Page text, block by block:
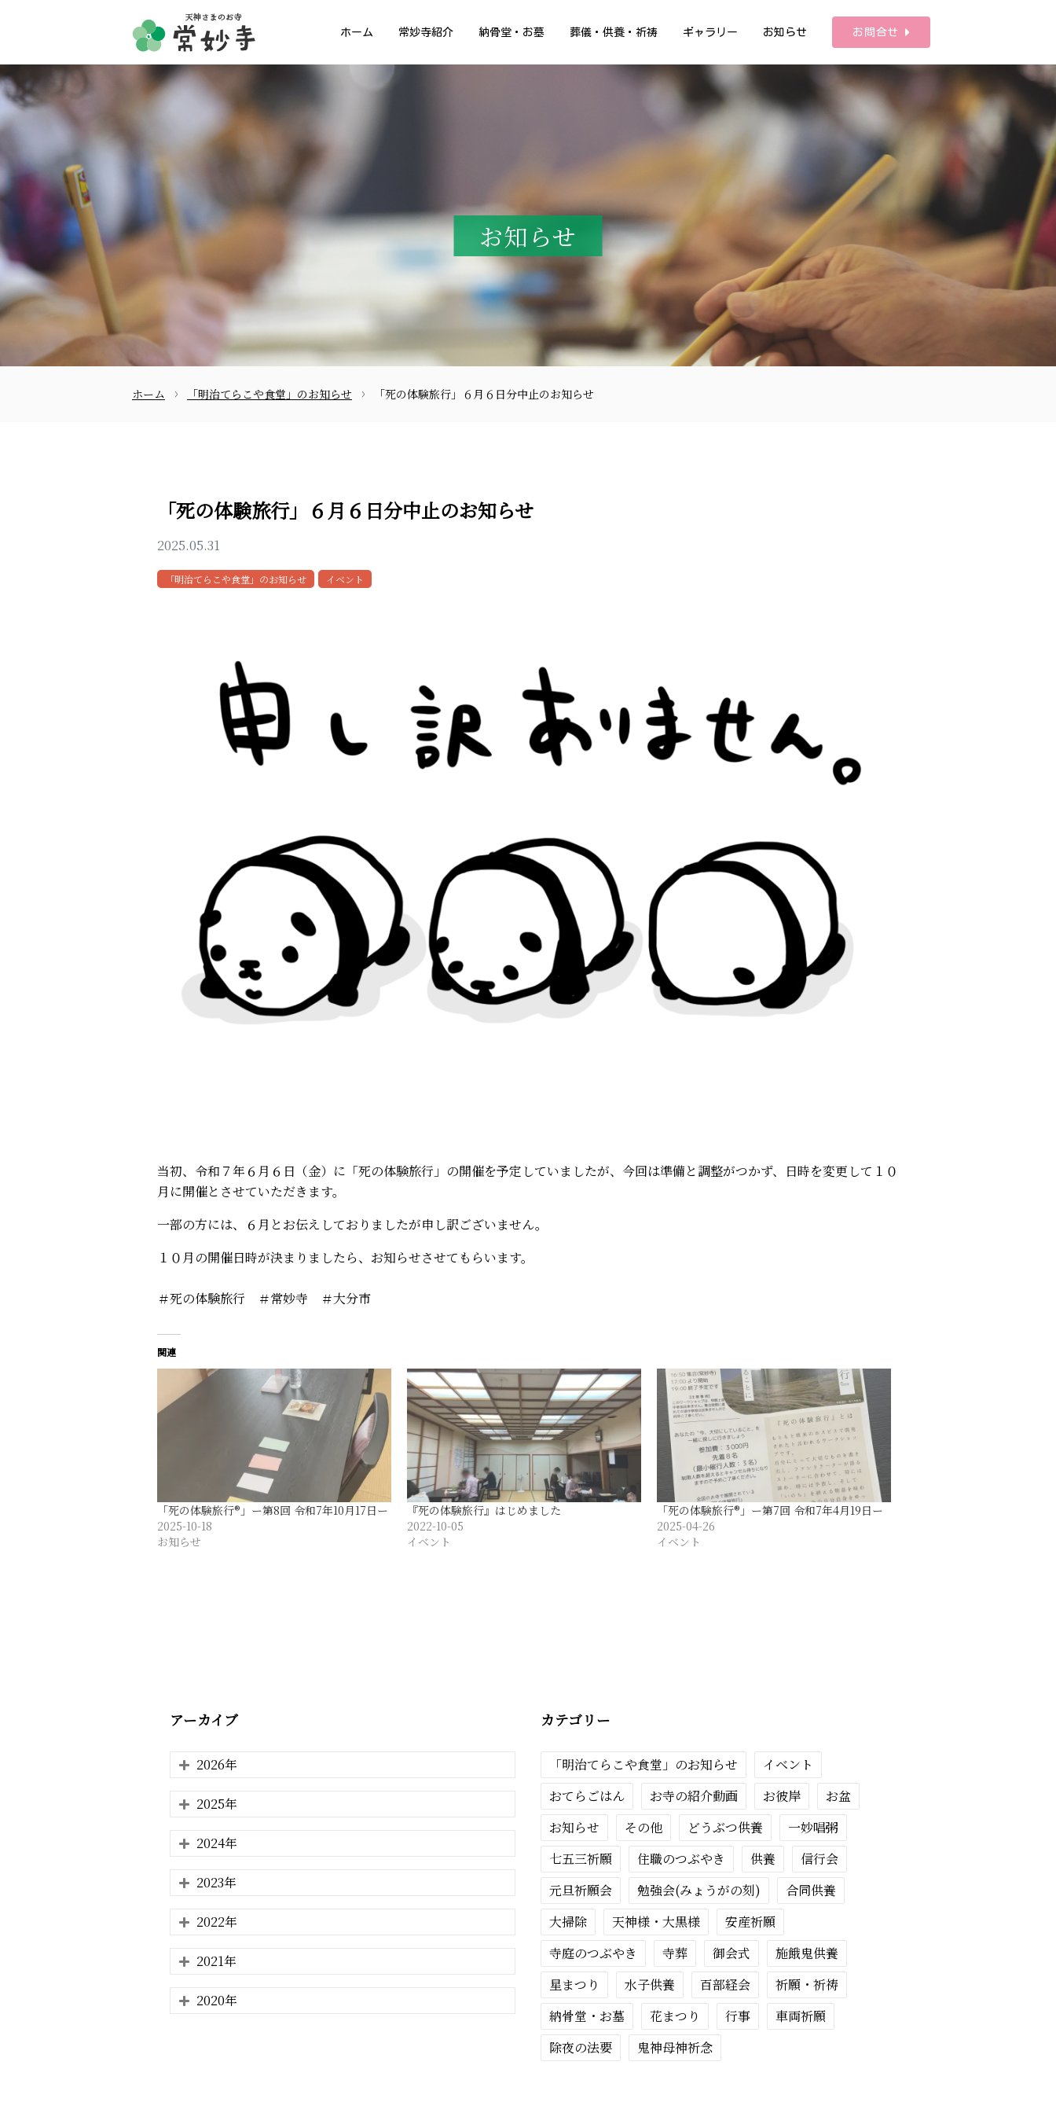
ホーム 常妙寺紹介 納骨堂・お墓 葬儀・供養・祈祷 ギャラリー お知らせ お問合せ
常妙寺紹介
納骨堂・お墓
葬儀・供養・祈祷
ギャラリー
お問合せ
お知らせ
ホーム 「明治てらこや食堂」のお知らせ 「死の体験旅行」６月６日分中止のお知らせ
「死の体験旅行」６月６日分中止のお知らせ
2025.05.31
「明治てらこや食堂」のお知らせ イベント
当初、令和７年６月６日（金）に「死の体験旅行」の開催を予定していましたが、今回は準備と調整がつかず、日時を変更して１０
月に開催とさせていただきます。
一部の方には、６月とお伝えしておりましたが申し訳ございません。
１０月の開催日時が決まりましたら、お知らせさせてもらいます。
＃死の体験旅行 ＃常妙寺 ＃大分市
関連
「死の体験旅行®︎」ー第8回 令和7年10月17日ー
2025-10-18
お知らせ
『死の体験旅行』はじめました
2022-10-05
イベント
「死の体験旅行®︎」ー第7回 令和7年4月19日ー
2025-04-26
イベント
アーカイブ
2026年
2025年
2024年
2023年
2022年
2021年
2020年
カテゴリー
「明治てらこや食堂」のお知らせ
イベント
おてらごはん
お寺の紹介動画 お彼岸
お盆
お知らせ
その他 どうぶつ供養
一妙唱粥
七五三祈願
住職のつぶやき 供養
信行会
元旦祈願会
勉強会(みょうがの刻)
合同供養
大掃除
天神様・大黒様
安産祈願
寺庭のつぶやき
寺葬 御会式
施餓鬼供養
星まつり
水子供養 百部経会
祈願・祈祷
納骨堂・お墓
花まつり 行事
車両祈願
除夜の法要
鬼神母神祈念